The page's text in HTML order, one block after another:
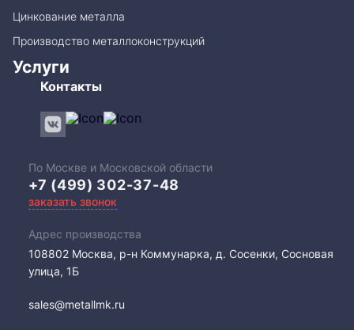
Цинкование металла
Производство металлоконструкций
Услуги
Контакты
По Москве и Московской области
+7 (499) 302-37-48
заказать звонок
Адрес производства
108802​ Москва, р-н Коммунарка, д. Сосенки, Сосновая
улица, 1Б
sales@metallmk.ru